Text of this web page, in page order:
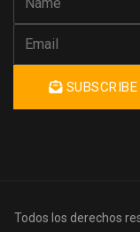
SUBSCRIBE
Todos los derechos